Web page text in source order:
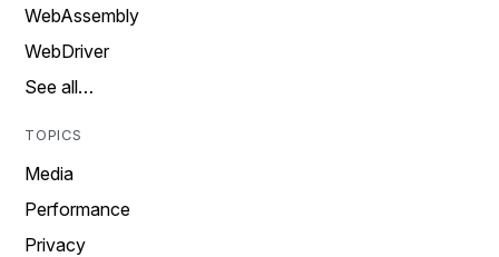
WebAssembly
WebDriver
See all…
TOPICS
Media
Performance
Privacy